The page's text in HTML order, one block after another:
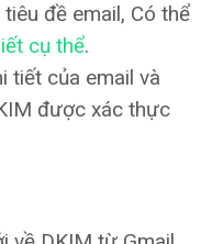
tiêu đề email, Có thể
cụ thể.
tiết của email và
được xác thực